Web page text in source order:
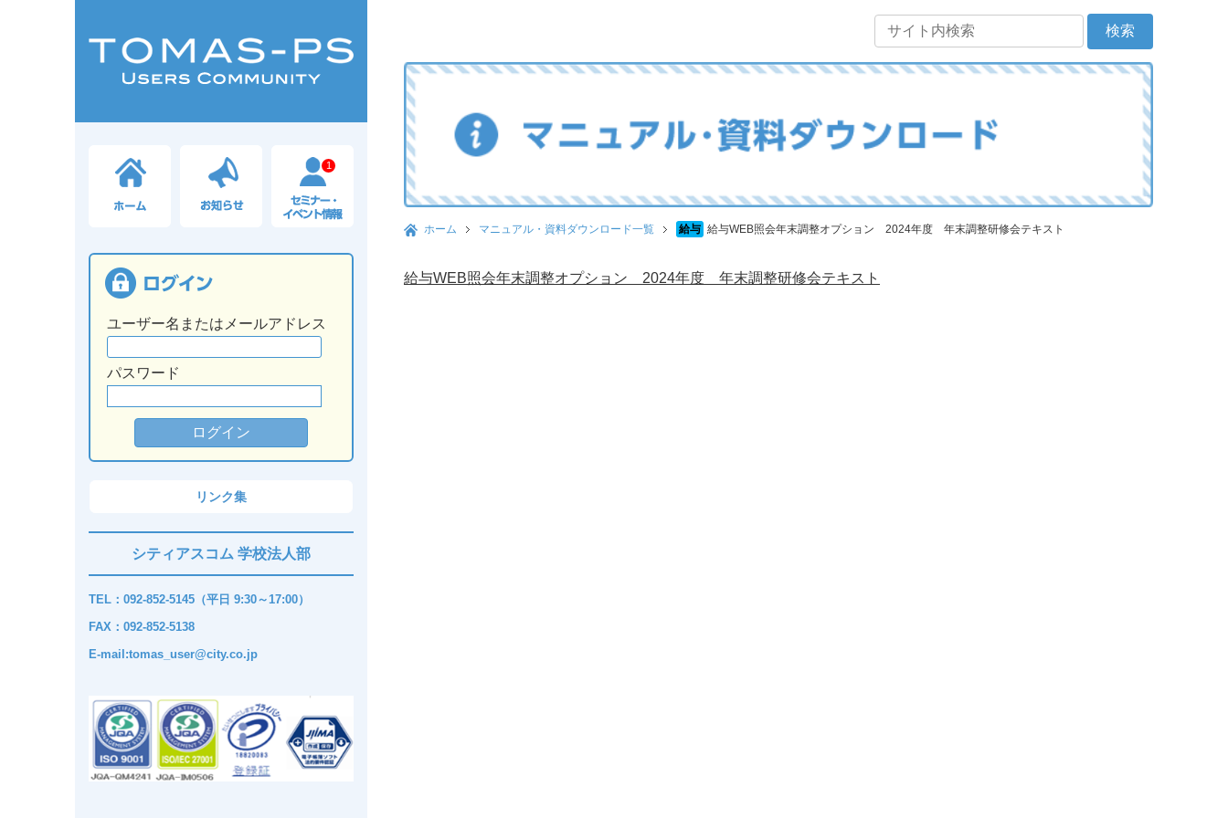
1
ユーザー名またはメールアドレス
パスワード
リンク集
シティアスコム 学校法人部
TEL：092-852-5145（平日 9:30～17:00）
FAX：092-852-5138
E-mail:tomas_user@city.co.jp
ホーム マニュアル・資料ダウンロード一覧 給与 給与WEB照会年末調整オプション 2024年度 年末調整研修会テキスト
給与WEB照会年末調整オプション 2024年度 年末調整研修会テキスト